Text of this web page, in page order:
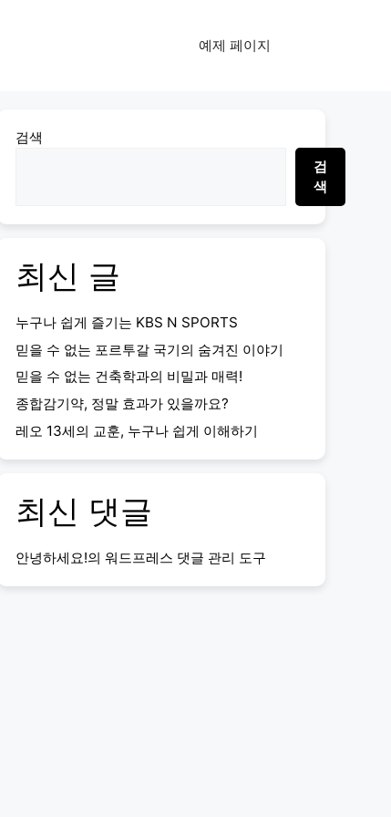
예제 페이지
검색
검
색
최신 글
누구나 쉽게 즐기는 KBS N SPORTS
믿을 수 없는 포르투갈 국기의 숨겨진 이야기
믿을 수 없는 건축학과의 비밀과 매력!
종합감기약, 정말 효과가 있을까요?
레오 13세의 교훈, 누구나 쉽게 이해하기
최신 댓글
안녕하세요!의 워드프레스 댓글 관리 도구